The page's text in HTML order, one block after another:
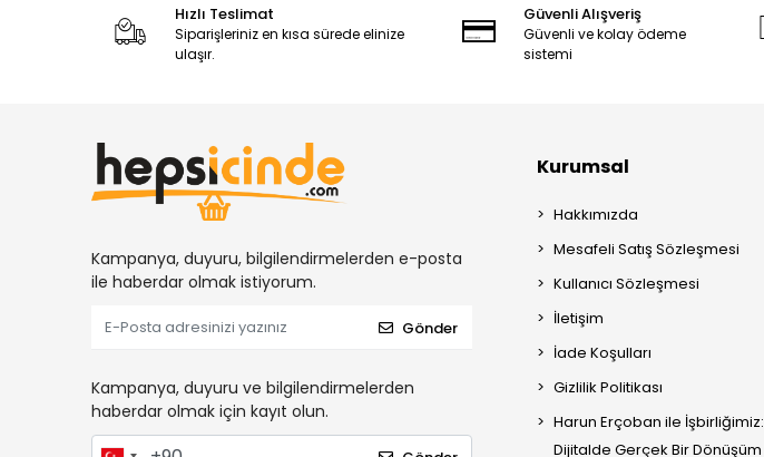
Hızlı Teslimat
Siparişleriniz en kısa sürede elinize
ulaşır.
Güvenli Alışveriş
Güvenli ve kolay ödeme
sistemi
Kampanya, duyuru, bilgilendirmelerden e-posta
ile haberdar olmak istiyorum.
Gönder
Kampanya, duyuru ve bilgilendirmelerden
haberdar olmak için kayıt olun.
Kurumsal
Hakkımızda
Mesafeli Satış Sözleşmesi
Kullanıcı Sözleşmesi
İletişim
İade Koşulları
Gizlilik Politikası
Harun Erçoban ile İşbirliğimiz:
Dijitalde Gerçek Bir Dönüşüm